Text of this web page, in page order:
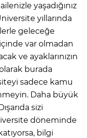
yaşadığınız
yıllarında
geleceğe
içinde var olmadan
ve ayaklarınızın
burada
sadece kamu
Daha büyük
sizi
döneminde
bilgi